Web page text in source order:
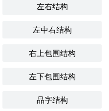
左右结构
左中右结构
右上包围结构
左下包围结构
品字结构